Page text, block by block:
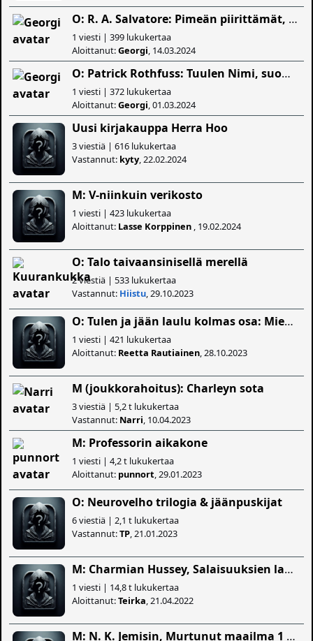
O: R. A. Salvatore: Pimeän piirittämät, suomenkielinen
1 viesti | 399 lukukertaa
Aloittanut:Georgi , 14.03.2024
O: Patrick Rothfuss: Tuulen Nimi, suomenkielinen
1 viesti | 372 lukukertaa
Aloittanut:Georgi , 01.03.2024
Uusi kirjakauppa Herra Hoo
3 viestiä | 616 lukukertaa
Vastannut: kyty, 22.02.2024
M: V-niinkuin verikosto
1 viesti | 423 lukukertaa
Aloittanut: Lasse Korppinen , 19.02.2024
O: Talo taivaansinisellä merellä
2 viestiä | 533 lukukertaa
Vastannut: Hiistu , 29.10.2023
O: Tulen ja jään laulu kolmas osa: Miekkamyrsky (kovakantinen)
1 viesti | 421 lukukertaa
Aloittanut: Reetta Rautiainen , 28.10.2023
M (joukkorahoitus): Charleyn sota
3 viestiä | 5,2 t lukukertaa
Vastannut: Narri , 10.04.2023
M: Professorin aikakone
1 viesti | 4,2 t lukukertaa
Aloittanut: punnort , 29.01.2023
O: Neurovelho trilogia & jäänpuskijat
6 viestiä | 2,1 t lukukertaa
Vastannut:TP , 21.01.2023
M: Charmian Hussey, Salaisuuksien laakso 6e
1 viesti | 14,8 t lukukertaa
Aloittanut:Teirka , 21.04.2022
M: N. K. Jemisin, Murtunut maailma 1 viides vuodenaika 10e